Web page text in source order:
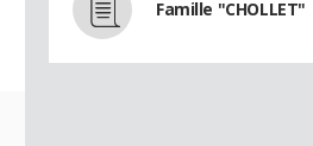
Famille "CHOLLET"